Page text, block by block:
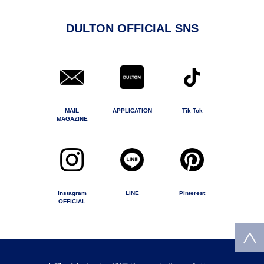
DULTON OFFICIAL SNS
MAIL
MAGAZINE
APPLICATION Tik Tok
Instagram
OFFICIAL
LINE Pinterest